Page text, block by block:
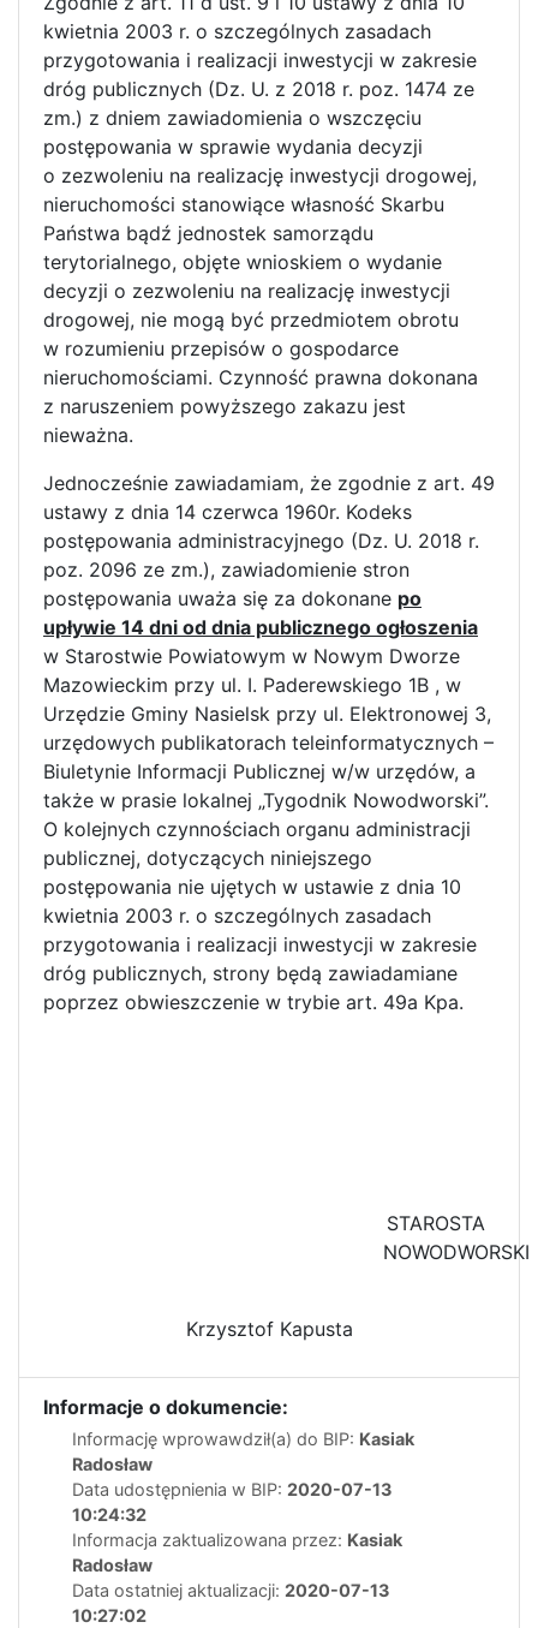
kwietnia 2003 r. o szczególnych zasadach
przygotowania i realizacji inwestycji w zakresie
dróg publicznych (Dz. U. z 2018 r. poz. 1474 ze
zm.) z dniem zawiadomienia o wszczęciu
postępowania w sprawie wydania decyzji
o zezwoleniu na realizację inwestycji drogowej,
nieruchomości stanowiące własność Skarbu
Państwa bądź jednostek samorządu
terytorialnego, objęte wnioskiem o wydanie
decyzji o zezwoleniu na realizację inwestycji
drogowej, nie mogą być przedmiotem obrotu
w rozumieniu przepisów o gospodarce
nieruchomościami. Czynność prawna dokonana
z naruszeniem powyższego zakazu jest
nieważna.
Jednocześnie zawiadamiam, że zgodnie z art. 49
ustawy z dnia 14 czerwca 1960r. Kodeks
postępowania administracyjnego (Dz. U. 2018 r.
poz. 2096 ze zm.), zawiadomienie stron
postępowania uważa się za dokonane po
upływie 14 dni od dnia publicznego ogłoszenia
w Starostwie Powiatowym w Nowym Dworze
Mazowieckim przy ul. I. Paderewskiego 1B , w
Urzędzie Gminy Nasielsk przy ul. Elektronowej 3,
urzędowych publikatorach teleinformatycznych –
Biuletynie Informacji Publicznej w/w urzędów, a
także w prasie lokalnej „Tygodnik Nowodworski”.
O kolejnych czynnościach organu administracji
publicznej, dotyczących niniejszego
postępowania nie ujętych w ustawie z dnia 10
kwietnia 2003 r. o szczególnych zasadach
przygotowania i realizacji inwestycji w zakresie
dróg publicznych, strony będą zawiadamiane
poprzez obwieszczenie w trybie art. 49a Kpa.
STAROSTA
NOWODWORSKI
Krzysztof Kapusta
Informacje o dokumencie:
Informację wprowawdził(a) do BIP: Kasiak
Radosław
Data udostępnienia w BIP: 2020-07-13
10:24:32
Informacja zaktualizowana przez: Kasiak
Radosław
Data ostatniej aktualizacji: 2020-07-13
10:27:02